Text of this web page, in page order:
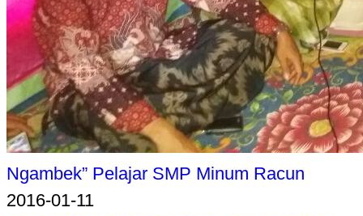
Ngambek” Pelajar SMP Minum Racun
2016-01-11